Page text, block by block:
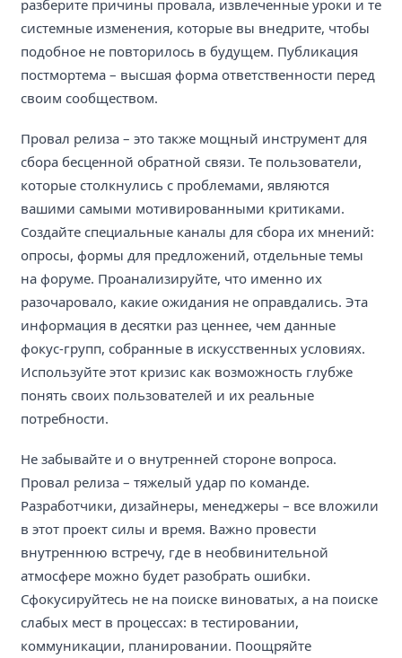
разберите причины провала, извлеченные уроки и те
системные изменения, которые вы внедрите, чтобы
подобное не повторилось в будущем. Публикация
постмортема – высшая форма ответственности перед
своим сообществом.
Провал релиза – это также мощный инструмент для
сбора бесценной обратной связи. Те пользователи,
которые столкнулись с проблемами, являются
вашими самыми мотивированными критиками.
Создайте специальные каналы для сбора их мнений:
опросы, формы для предложений, отдельные темы
на форуме. Проанализируйте, что именно их
разочаровало, какие ожидания не оправдались. Эта
информация в десятки раз ценнее, чем данные
фокус-групп, собранные в искусственных условиях.
Используйте этот кризис как возможность глубже
понять своих пользователей и их реальные
потребности.
Не забывайте и о внутренней стороне вопроса.
Провал релиза – тяжелый удар по команде.
Разработчики, дизайнеры, менеджеры – все вложили
в этот проект силы и время. Важно провести
внутреннюю встречу, где в необвинительной
атмосфере можно будет разобрать ошибки.
Сфокусируйтесь не на поиске виноватых, а на поиске
слабых мест в процессах: в тестировании,
коммуникации, планировании. Поощряйте